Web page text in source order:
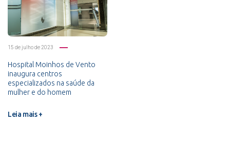
15 de julho de 2023
Hospital Moinhos de Vento
inaugura centros
especializados na saúde da
mulher e do homem
Leia mais +